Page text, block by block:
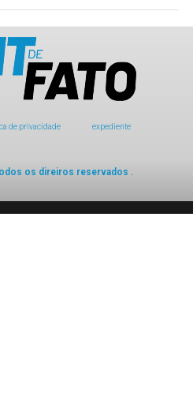
de privacidade expediente
os direiros reservados .